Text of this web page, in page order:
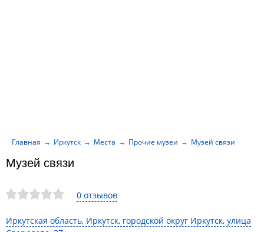
0 отзывов
Иркутская область, Иркутск, городской округ Иркутск, улица
Музей связи
Главная Иркутск Места Прочие музеи Музей связи